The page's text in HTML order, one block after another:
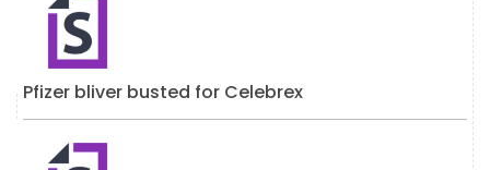
Pfizer bliver busted for Celebrex